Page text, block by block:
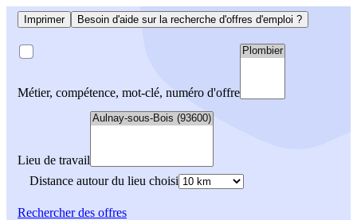
Imprimer Besoin d'aide sur la recherche d'offres d'emploi ?
Métier, compétence, mot-clé, numéro d'offre
Lieu de travail
Distance autour du lieu choisi
Rechercherdes offres